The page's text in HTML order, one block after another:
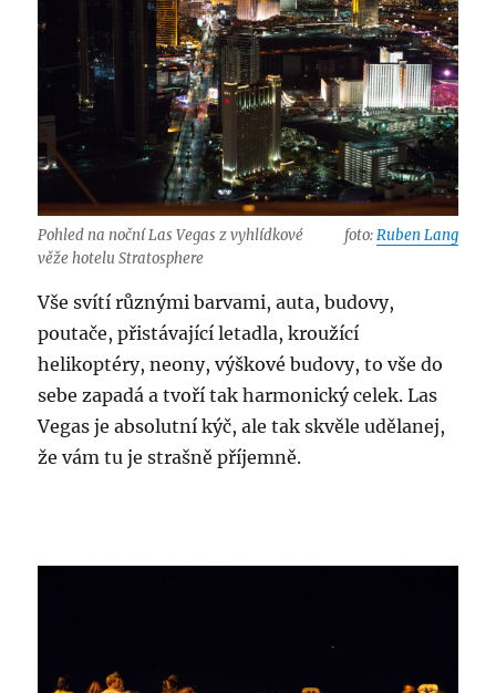
Pohled na noční Las Vegas z vyhlídkové
věže hotelu Stratosphere
foto:Ruben Lang
Vše svítí různými barvami, auta, budovy,
poutače, přistávající letadla, kroužící
helikoptéry, neony, výškové budovy, to vše do
sebe zapadá a tvoří tak harmonický celek. Las
Vegas je absolutní kýč, ale tak skvěle udělanej,
že vám tu je strašně příjemně.